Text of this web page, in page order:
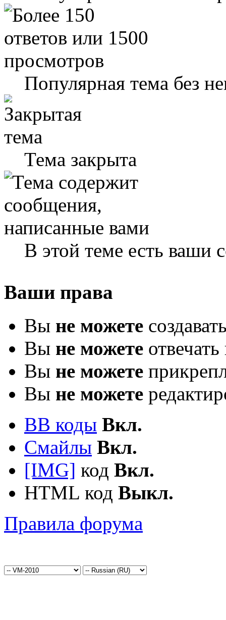
Популярная тема без
Тема закрыта
В этой теме есть ваши
Ваши права
Вы не можете
Вы не можете
Вы не можете
Вы не можете
BB коды Вкл.
Смайлы Вкл.
[IMG] код Вкл.
HTML код Выкл.
Правила форума